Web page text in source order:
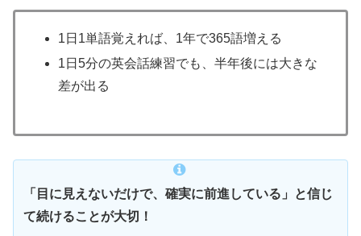
1日1単語覚えれば、1年で365語増える
1日5分の英会話練習でも、半年後には大きな
差が出る
「目に見えないだけで、確実に前進している」と信じ
て続けることが大切！